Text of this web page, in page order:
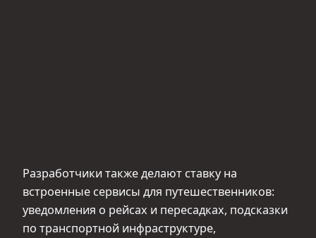
Разработчики также делают ставку на
встроенные сервисы для путешественников:
уведомления о рейсах и пересадках, подсказки
по транспортной инфраструктуре,